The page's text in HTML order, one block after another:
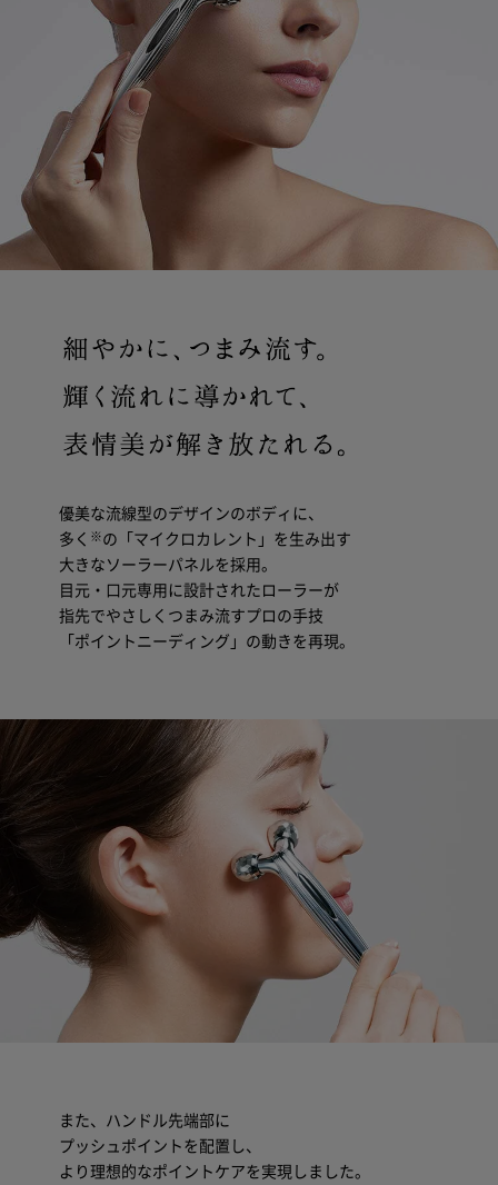
優美な流線型のデザインのボディに、
多く ※の「マイクロカレント」を生み出す
大きなソーラーパネルを採用。
目元・口元専用に設計されたローラーが
指先でやさしくつまみ流すプロの手技
「ポイントニーディング」の動きを再現。
また、ハンドル先端部に
プッシュポイントを配置し、
より理想的なポイントケアを実現しました。